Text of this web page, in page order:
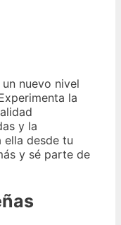
nuevo nivel
la
y la
desde tu
y sé parte de